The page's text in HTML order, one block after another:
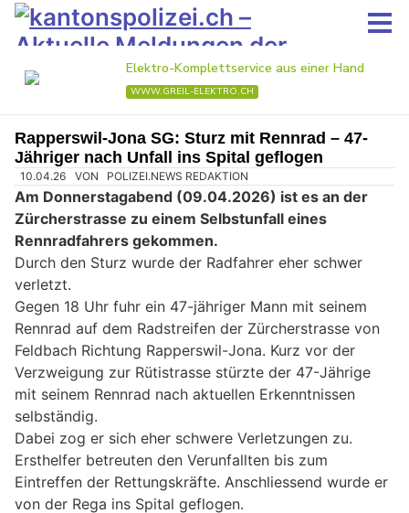
Rapperswil-Jona SG: Sturz mit Rennrad – 47-
Jähriger nach Unfall ins Spital geflogen
10.04.26 VON POLIZEI.NEWS REDAKTION
Am Donnerstagabend (09.04.2026) ist es an der
Zürcherstrasse zu einem Selbstunfall eines
Rennradfahrers gekommen.
Durch den Sturz wurde der Radfahrer eher schwer
verletzt.
Gegen 18 Uhr fuhr ein 47-jähriger Mann mit seinem
Rennrad auf dem Radstreifen der Zürcherstrasse von
Feldbach Richtung Rapperswil-Jona. Kurz vor der
Verzweigung zur Rütistrasse stürzte der 47-Jährige
mit seinem Rennrad nach aktuellen Erkenntnissen
selbständig.
Dabei zog er sich eher schwere Verletzungen zu.
Ersthelfer betreuten den Verunfallten bis zum
Eintreffen der Rettungskräfte. Anschliessend wurde er
von der Rega ins Spital geflogen.